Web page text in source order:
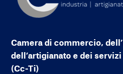
Camera di commercio,
dell’artigianato e dei
(Cc-Ti)